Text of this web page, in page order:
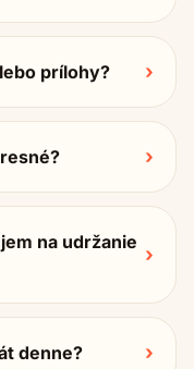
prílohy? ›
›
na udržanie
›
denne? ›